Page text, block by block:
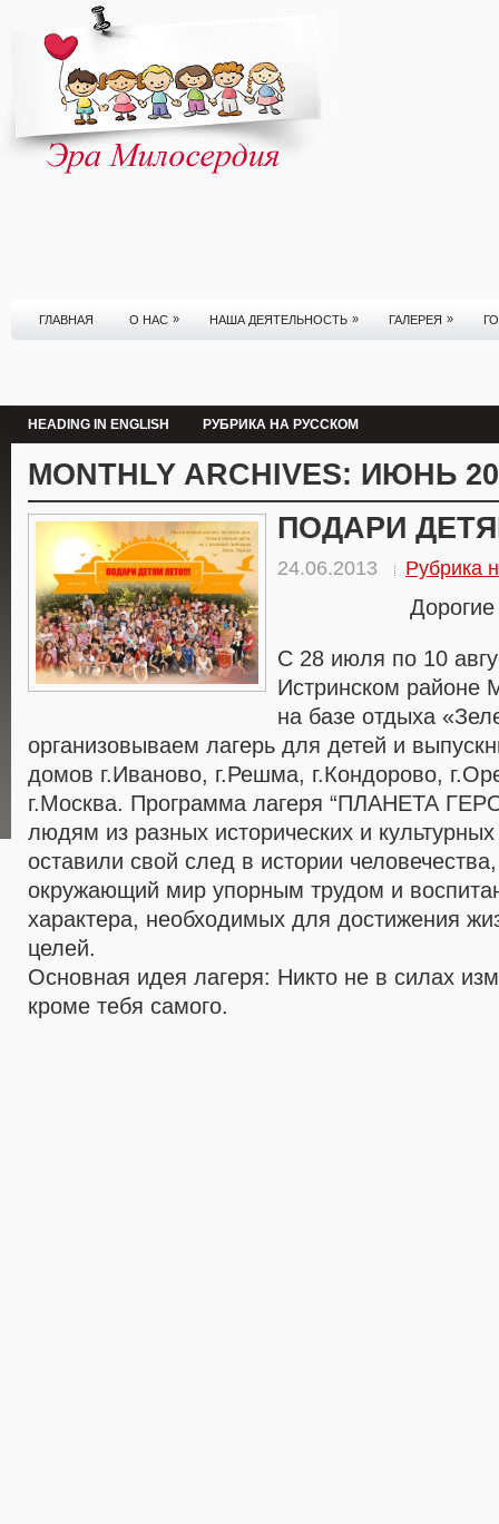
ГЛАВНАЯ О НАС » НАША ДЕЯТЕЛЬНОСТЬ » ГАЛЕРЕЯ »
HEADING IN ENGLISH РУБРИКА НА РУССКОМ
MONTHLY ARCHIVES: ИЮНЬ
ПОДАРИ
24.06.2013 Рубрика
С 28 июля по 10
Истринском районе
на базе отдыха
организовываем лагерь для детей и
домов г.Иваново, г.Решма, г.Кондорово,
г.Москва. Программа лагеря “ПЛАНЕТА
людям из разных исторических и
оставили свой след в истории
окружающий мир упорным трудом и
характера, необходимых для достижения
целей.
Основная идея лагеря: Никто не в силах
кроме тебя самого.